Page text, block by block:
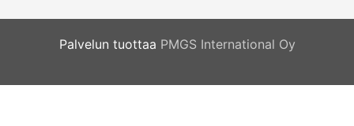
Palvelun tuottaa PMGS International Oy